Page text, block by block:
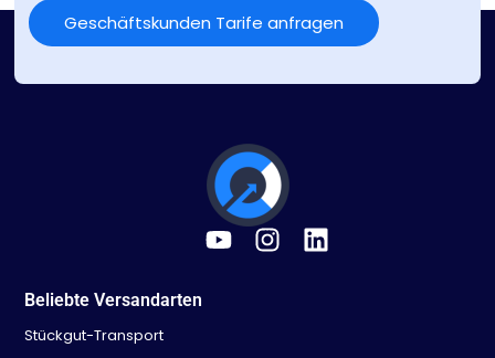
Geschäftskunden Tarife anfragen
Beliebte Versandarten
Stückgut-Transport